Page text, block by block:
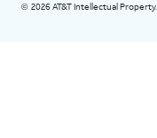
© 2026 AT&T Intellectual